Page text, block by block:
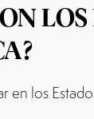
en los